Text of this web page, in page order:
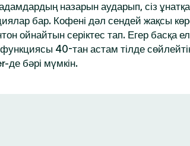
назарын аударып, сіз
бар. Кофені дәл сендей жақсы
ойнайтын серіктес тап. Егер басқа
функциясы 40-тан астам тілде
де бәрі мүмкін.